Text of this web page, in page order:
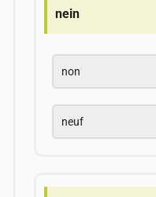
nein
non
neuf